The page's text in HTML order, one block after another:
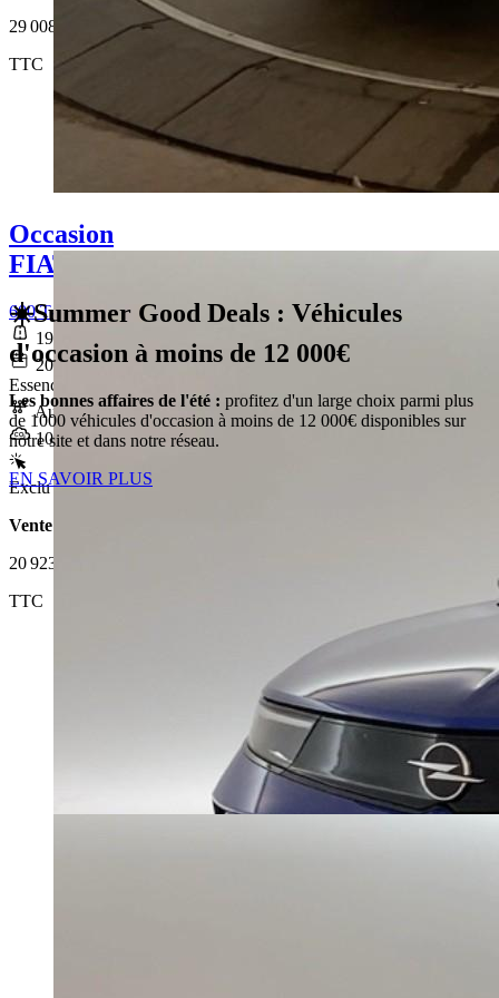
29 008 €
TTC
Occasion
FIAT 600
600 T-Gen 3 1.2 Hybrid 145ch eDCT6 Pop
19 046 km
2025-07-29
Essence sans plomb
Automatique
109 g/km
Exclu Web
Vente 100% en ligne
20 923 €
TTC
☀️Summer Good Deals : Véhicules
d'occasion à moins de 12 000€
Les bonnes affaires de l'été : profitez d'un large choix parmi plus
de 1000 véhicules d'occasion à moins de 12 000€ disponibles sur
notre site et dans notre réseau.
EN SAVOIR PLUS